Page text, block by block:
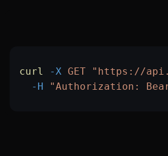
curl -X GET "https://
  -H
"Authorization: